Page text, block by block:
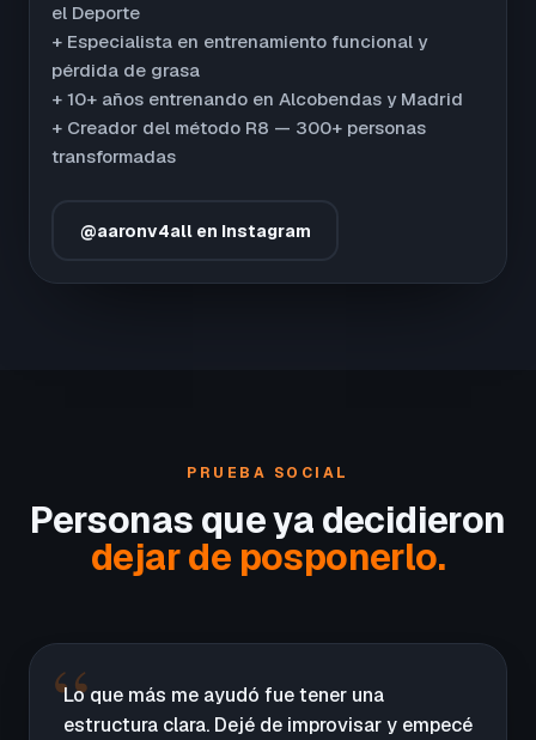
el Deporte
+ Especialista en entrenamiento funcional y
pérdida de grasa
+ 10+ años entrenando en Alcobendas y Madrid
+ Creador del método R8 — 300+ personas
transformadas
@aaronv4all en Instagram
PRUEBA SOCIAL
Personas que ya decidieron
dejar de posponerlo.
Lo que más me ayudó fue tener una
estructura clara. Dejé de improvisar y empecé